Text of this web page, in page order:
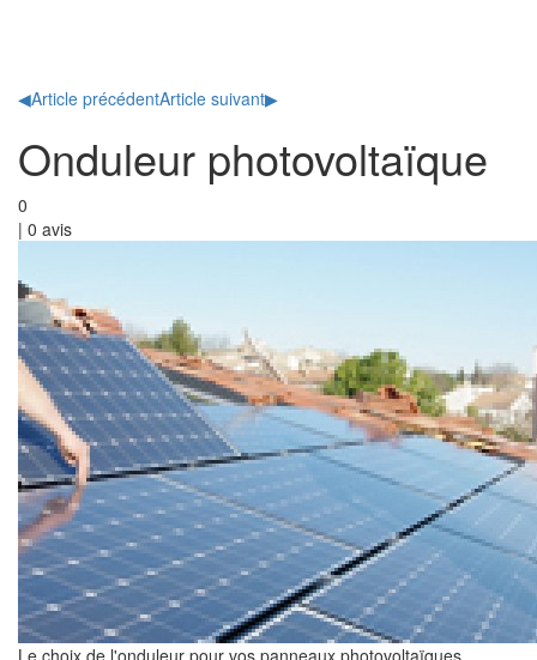
◀Article précédentArticle suivant▶
Onduleur photovoltaïque
0
| 0 avis
Le choix de l'onduleur pour vos panneaux photovoltaïques